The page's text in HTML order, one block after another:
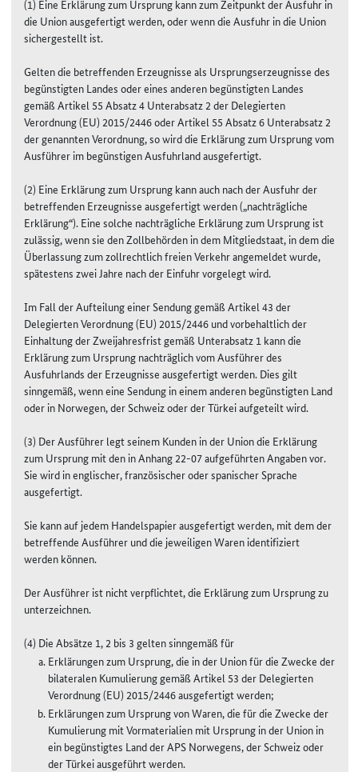
(1) Eine Erklärung zum Ursprung kann zum Zeitpunkt der Ausfuhr in
die Union ausgefertigt werden, oder wenn die Ausfuhr in die Union
sichergestellt ist.
Gelten die betreffenden Erzeugnisse als Ursprungserzeugnisse des
begünstigten Landes oder eines anderen begünstigten Landes
gemäß Artikel 55 Absatz 4 Unterabsatz 2 der Delegierten
Verordnung (EU) 2015/2446 oder Artikel 55 Absatz 6 Unterabsatz 2
der genannten Verordnung, so wird die Erklärung zum Ursprung vom
Ausführer im begünstigen Ausfuhrland ausgefertigt.
(2) Eine Erklärung zum Ursprung kann auch nach der Ausfuhr der
betreffenden Erzeugnisse ausgefertigt werden („nachträgliche
Erklärung“). Eine solche nachträgliche Erklärung zum Ursprung ist
zulässig, wenn sie den Zollbehörden in dem Mitgliedstaat, in dem die
Überlassung zum zollrechtlich freien Verkehr angemeldet wurde,
spätestens zwei Jahre nach der Einfuhr vorgelegt wird.
Im Fall der Aufteilung einer Sendung gemäß Artikel 43 der
Delegierten Verordnung (EU) 2015/2446 und vorbehaltlich der
Einhaltung der Zweijahresfrist gemäß Unterabsatz 1 kann die
Erklärung zum Ursprung nachträglich vom Ausführer des
Ausfuhrlands der Erzeugnisse ausgefertigt werden. Dies gilt
sinngemäß, wenn eine Sendung in einem anderen begünstigten Land
oder in Norwegen, der Schweiz oder der Türkei aufgeteilt wird.
(3) Der Ausführer legt seinem Kunden in der Union die Erklärung
zum Ursprung mit den in Anhang 22-07 aufgeführten Angaben vor.
Sie wird in englischer, französischer oder spanischer Sprache
ausgefertigt.
Sie kann auf jedem Handelspapier ausgefertigt werden, mit dem der
betreffende Ausführer und die jeweiligen Waren identifiziert
werden können.
Der Ausführer ist nicht verpflichtet, die Erklärung zum Ursprung zu
unterzeichnen.
(4) Die Absätze 1, 2 bis 3 gelten sinngemäß für
Erklärungen zum Ursprung, die in der Union für die Zwecke der
bilateralen Kumulierung gemäß Artikel 53 der Delegierten
Verordnung (EU) 2015/2446 ausgefertigt werden;
Erklärungen zum Ursprung von Waren, die für die Zwecke der
Kumulierung mit Vormaterialien mit Ursprung in der Union in
ein begünstigtes Land der APS Norwegens, der Schweiz oder
der Türkei ausgeführt werden.